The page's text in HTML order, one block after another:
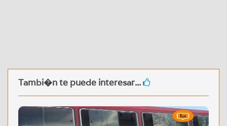
Tambi�n te puede interesar...